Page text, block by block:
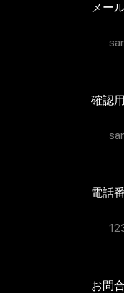
メー
確認
電話
お問